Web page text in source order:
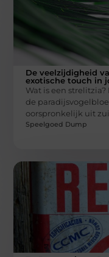
De veelzijdigheid
exotische touch in
Wat is een
de
oorspronkelijk uit
Speelgoed Dump